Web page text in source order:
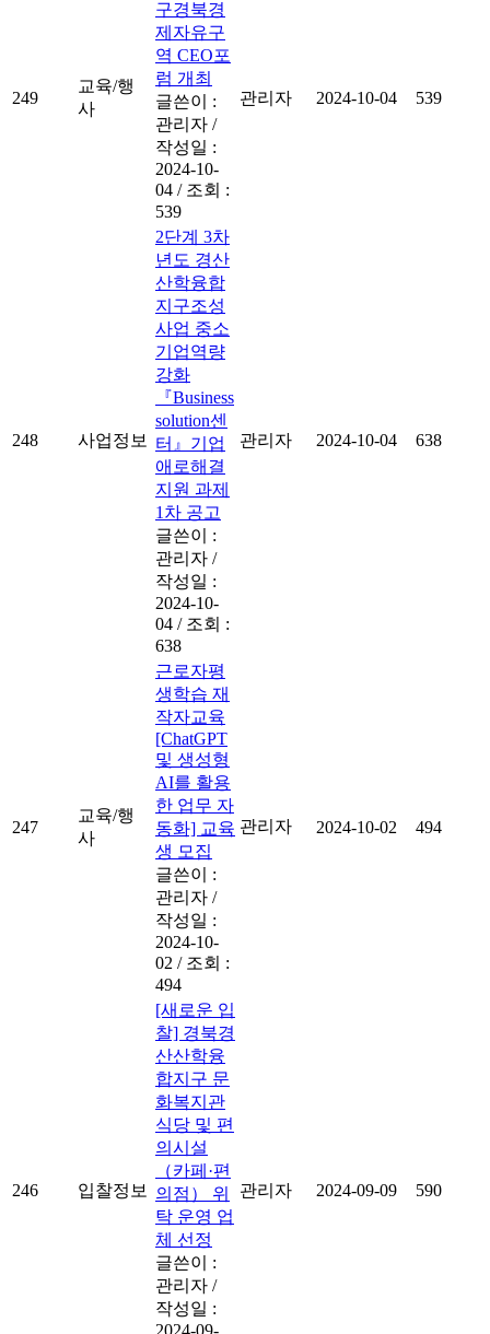
249
교육/행
사
구경북경
제자유구
역 CEO포
럼 개최
글쓴이 :
관리자 /
작성일 :
2024-10-
04 / 조회 :
539
관리자 2024-10-04 539
248 사업정보
2단계 3차
년도 경산
산학융합
지구조성
사업 중소
기업역량
강화
『Business
solution센
터』기업
애로해결
지원 과제
1차 공고
글쓴이 :
관리자 /
작성일 :
2024-10-
04 / 조회 :
638
관리자 2024-10-04 638
247
교육/행
사
근로자평
생학습 재
작자교육
[ChatGPT
및 생성형
AI를 활용
한 업무 자
동화] 교육
생 모집
글쓴이 :
관리자 /
작성일 :
2024-10-
02 / 조회 :
494
관리자 2024-10-02 494
246 입찰정보
[새로운 입
찰] 경북경
산산학융
합지구 문
화복지관
식당 및 편
의시설
（카페·편
의점） 위
탁 운영 업
체 선정
글쓴이 :
관리자 /
작성일 :
2024-09-
관리자 2024-09-09 590